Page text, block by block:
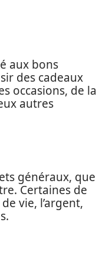
aux bons
des cadeaux
occasions, de la
autres
généraux, que
Certaines de
vie, l’argent,